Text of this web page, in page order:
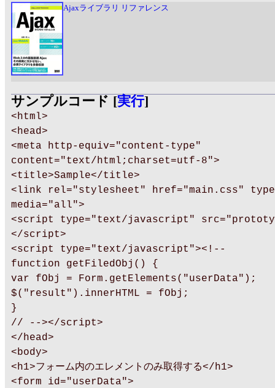
Ajaxライブラリ リファレンス
サンプルコード [実行]
<html>
<head>
<meta http-equiv="content-type"
content="text/html;charset=utf-8">
<title>Sample</title>
<link rel="stylesheet" href="main.css"
media="all">
<script type="text/javascript"
</script>
<script type="text/javascript"><!--
function getFiledObj() {
var fObj = Form.getElements("userData");
$("result").innerHTML = fObj;
}
// --></script>
</head>
<body>
<h1>フォーム内のエレメントのみ取得する</h1>
<form id="userData">